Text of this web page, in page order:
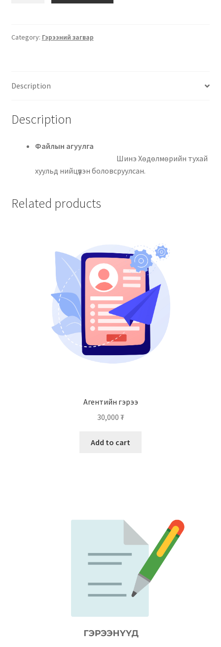
Category: Гэрээний загвар
Description
Description
Файлын агуулга
Шинэ Хөдөлмөрийн тухай
хуульд нийцүүлэн боловсруулсан.
Related products
Агентийн гэрээ
30,000 ₮
Add to cart